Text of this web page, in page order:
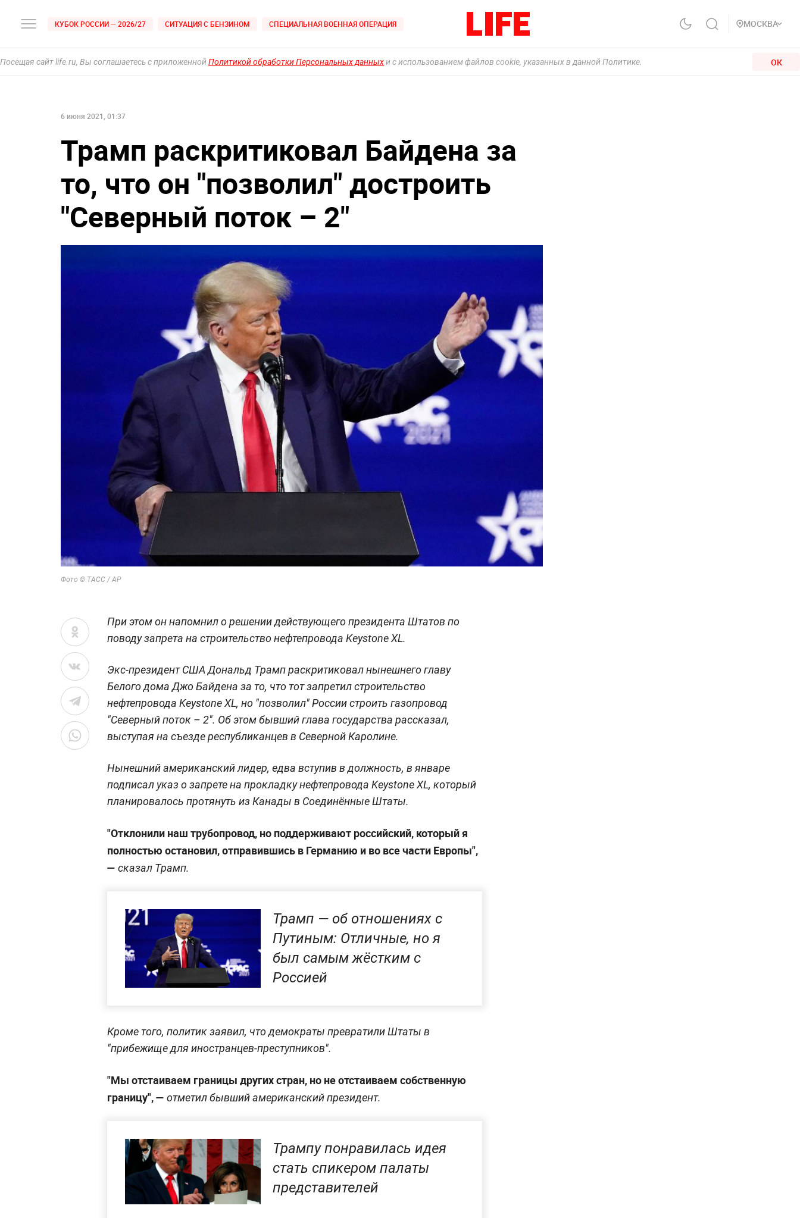
КУБОК РОССИИ — 2026/27 СИТУАЦИЯ С БЕНЗИНОМ СПЕЦИАЛЬНАЯ ВОЕННАЯ ОПЕРАЦИЯ МОСКВА
Посещая сайт life.ru, Вы соглашаетесь с приложеннойПолитикой обработки Персональных данныхи с использованием файлов cookie, указанных в данной Политике. ОК
6 июня 2021, 01:37
Трамп раскритиковал Байдена за
то, что он "позволил" достроить
"Северный поток – 2"
Фото © ТАСС / AP
При этом он напомнил о решении действующего президента Штатов по
поводу запрета на строительство нефтепровода Keystone XL.
Экс-президент США Дональд Трамп раскритиковал нынешнего главу
Белого дома Джо Байдена за то, что тот запретил строительство
нефтепровода Keystone XL, но "позволил" России строить газопровод
"Северный поток – 2". Об этом бывший глава государства рассказал,
выступая на съезде республиканцев в Северной Каролине.
Нынешний американский лидер, едва вступив в должность, в январе
подписал указ о запрете на прокладку нефтепровода Keystone XL, который
планировалось протянуть из Канады в Соединённые Штаты.
"Отклонили наш трубопровод, но поддерживают российский, который я
полностью остановил, отправившись в Германию и во все части Европы",
— сказал Трамп.
Трамп — об отношениях с
Путиным: Отличные, но я
был самым жёстким с
Россией
Кроме того, политик заявил, что демократы превратили Штаты в
"прибежище для иностранцев-преступников".
"Мы отстаиваем границы других стран, но не отстаиваем собственную
границу", — отметил бывший американский президент.
Трампу понравилась идея
стать спикером палаты
представителей